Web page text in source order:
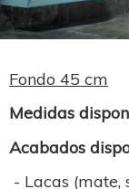
Fondo 45 cm
Medidas
Acabados
- Lacas (mate,